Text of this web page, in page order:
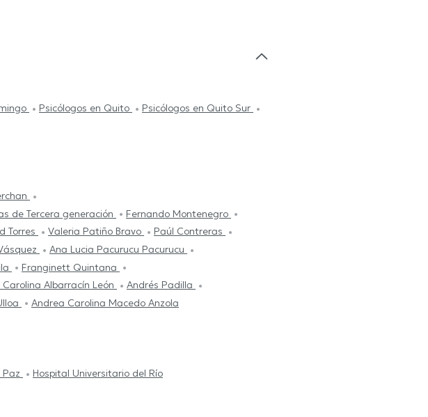
Psicólogos en Quito
Psicólogos en Quito Sur
de Tercera generación
Fernando Montenegro
Torres Valeria Patiño Bravo
Paúl Contreras
Ana Lucia Pacurucu Pacurucu
Franginett Quintana
Albarracín León
Andrés Padilla
Andrea Carolina Macedo Anzola
Paz Hospital Universitario del Río